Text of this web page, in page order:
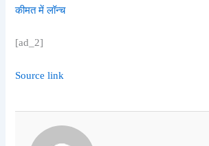
कीमत में लॉन्च
[ad_2]
Source link